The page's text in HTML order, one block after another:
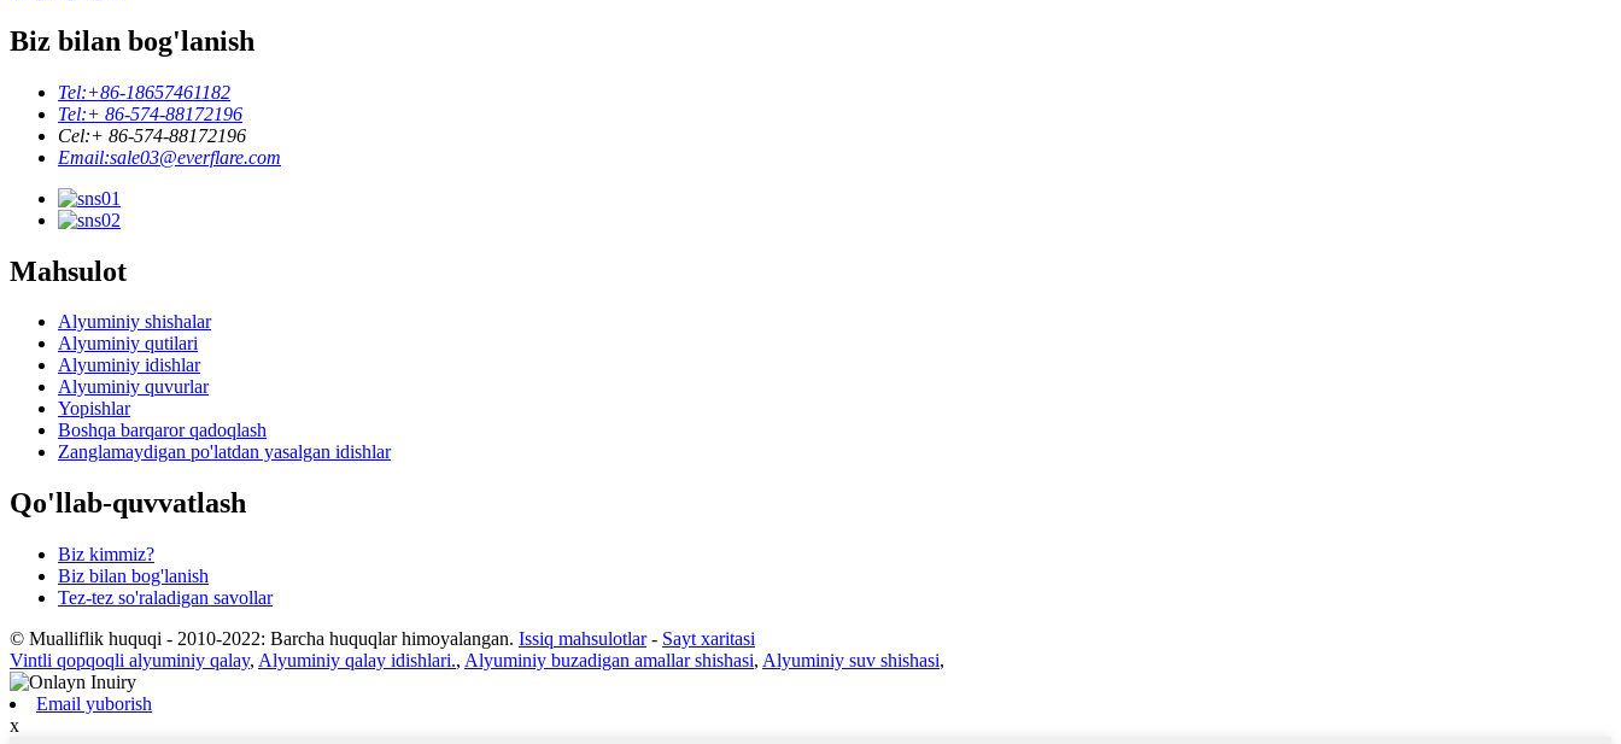
Biz bilan bog'lanish
Tel:+86-18657461182
Tel:+ 86-574-88172196
Cel:+ 86-574-88172196
Email:sale03@everflare.com
Mahsulot
Alyuminiy shishalar
Alyuminiy qutilari
Alyuminiy idishlar
Alyuminiy quvurlar
Yopishlar
Boshqa barqaror qadoqlash
Zanglamaydigan po'latdan yasalgan idishlar
Qo'llab-quvvatlash
Biz kimmiz?
Biz bilan bog'lanish
Tez-tez so'raladigan savollar
© Mualliflik huquqi - 2010-2022: Barcha huquqlar himoyalangan. Issiq mahsulotlar- Sayt xaritasi
Vintli qopqoqli alyuminiy qalay, Alyuminiy qalay idishlari., Alyuminiy buzadigan amallar shishasi, Alyuminiy suv shishasi,
Email yuborish
x